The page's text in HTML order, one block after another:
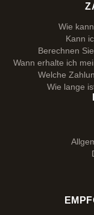
Wie
Kann
Berechnen
Wann erhalte ich
Welche
Wie lange